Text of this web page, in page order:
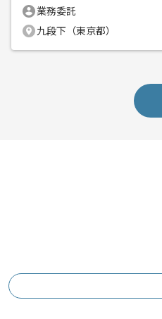
業務委託
九段下（東京都）